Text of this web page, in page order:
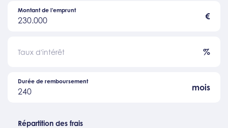
230.000
Montant de l'emprunt
€
Taux d'intérêt %
240
Durée de remboursement
mois
Répartition des frais